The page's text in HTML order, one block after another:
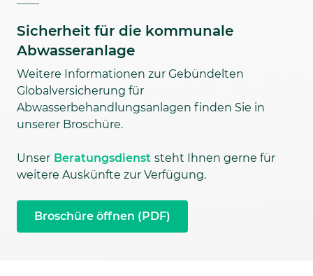
Sicherheit für die kommunale
Abwasseranlage
Weitere Informationen zur Gebündelten
Globalversicherung für
Abwasserbehandlungsanlagen finden Sie in
unserer Broschüre.
Unser Beratungsdienst steht Ihnen gerne für
weitere Auskünfte zur Verfügung.
Broschüre öffnen (PDF)